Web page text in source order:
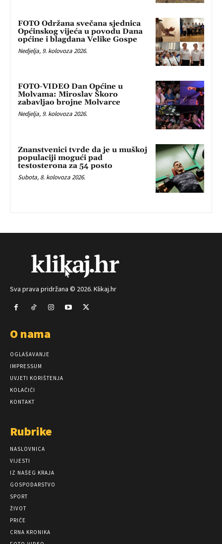
FOTO Održana svečana sjednica
Općinskog vijeća u povodu Dana
općine i blagdana Velike Gospe
Nedjelja, 9. kolovoza 2026.
FOTO-VIDEO Dan Općine u
Molvama: Miroslav Škoro
zabavljao brojne Molvarce
Nedjelja, 9. kolovoza 2026.
Znanstvenici tvrde da je u muškoj
populaciji mogući pad
testosterona za 54 posto
Subota, 8. kolovoza 2026.
Sva prava pridržana © 2026. Klikaj.hr
O nama
OGLAŠAVANJE
IMPRESSUM
UVJETI KORIŠTENJA
KOLAČIĆI
KONTAKT
Rubrike
NASLOVNICA
VIJESTI
IZ NAŠEG KRAJA
GOSPODARSTVO
SPORT
ŽIVOT
PRIČE
CRNA KRONIKA